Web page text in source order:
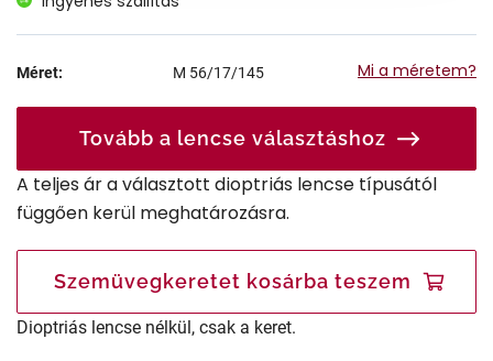
Méret: M 56/17/145 Mi a méretem?
Tovább a lencse választáshoz
A teljes ár a választott dioptriás lencse típusától
függően kerül meghatározásra.
Szemüvegkeretet kosárba teszem
Dioptriás lencse nélkül, csak a keret.